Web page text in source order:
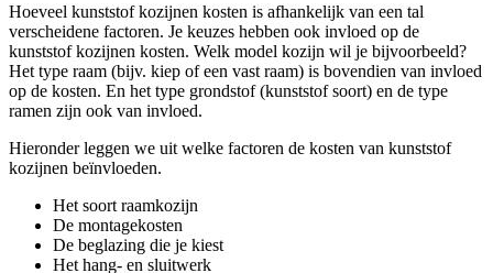
Hoeveel kunststof kozijnen kosten is afhankelijk van een tal
verscheidene factoren. Je keuzes hebben ook invloed op de
kunststof kozijnen kosten. Welk model kozijn wil je bijvoorbeeld?
Het type raam (bijv. kiep of een vast raam) is bovendien van invloed
op de kosten. En het type grondstof (kunststof soort) en de type
ramen zijn ook van invloed.
Hieronder leggen we uit welke factoren de kosten van kunststof
kozijnen beïnvloeden.
Het soort raamkozijn
De montagekosten
De beglazing die je kiest
Het hang- en sluitwerk